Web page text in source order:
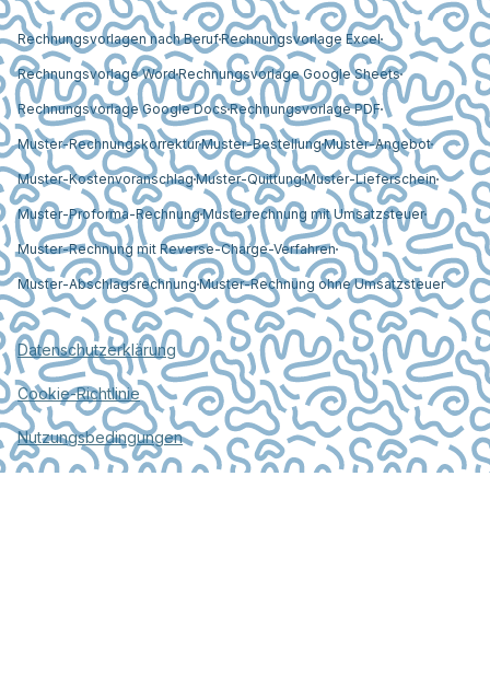
Rechnungsvorlagen nach BerufRechnungsvorlage Excel
Rechnungsvorlage WordRechnungsvorlage Google Sheets
Rechnungsvorlage Google DocsRechnungsvorlage PDF
Muster-RechnungskorrekturMuster-BestellungMuster-Angebot
Muster-KostenvoranschlagMuster-QuittungMuster-Lieferschein
Muster-Proforma-RechnungMusterrechnung mit Umsatzsteuer
Muster-Rechnung mit Reverse-Charge-Verfahren
Muster-Abschlagsrechnung Muster-Rechnung ohne Umsatzsteuer
Datenschutzerklärung
Cookie-Richtlinie
Nutzungsbedingungen